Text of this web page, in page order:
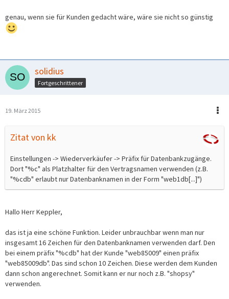
genau, wenn sie für Kunden gedacht wäre, wäre sie nicht so günstig
solidius
Fortgeschrittener
19. März 2015
Zitat von kk
Einstellungen -> Wiederverkäufer -> Präfix für Datenbankzugänge.
Dort "%c" als Platzhalter für den Vertragsnamen verwenden (z.B.
"%cdb" erlaubt nur Datenbanknamen in der Form "web1db[...]")
Hallo Herr Keppler,
das ist ja eine schöne Funktion. Leider unbrauchbar wenn man nur
insgesamt 16 Zeichen für den Datenbanknamen verwenden darf. Den
bei einem präfix "%cdb" hat der Kunde "web85009" einen präfix
"web85009db". Das sind schon 10 Zeichen. Diese werden dem Kunden
dann schon angerechnet. Somit kann er nur noch z.B. "shopsy"
verwenden.